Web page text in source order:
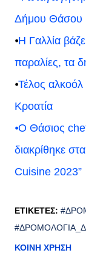
Δήμου Θάσου
⦁Η Γαλλία
παραλίες, τα
⦁Τέλος αλκοόλ
Κροατία
⦁O Θάσιος
διακρίθηκε
Cuisine 2023”
ΕΤΙΚΈΤΕΣ:
ΚΟΙΝΉ ΧΡΉΣΗ